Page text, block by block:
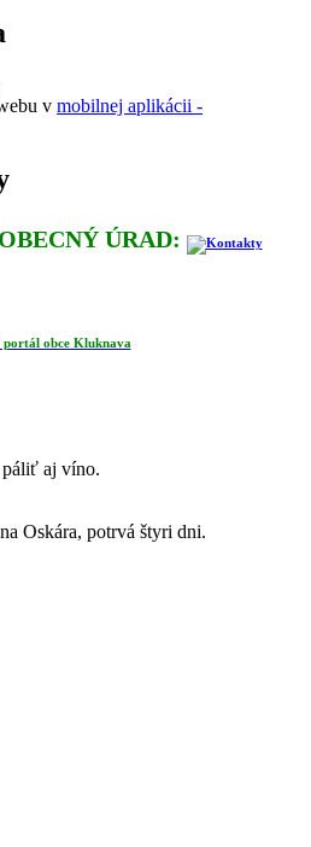
v mobilnej aplikácii -
ÚRAD:
portál obce Kluknava
páliť aj víno.
Oskára, potrvá štyri dni.